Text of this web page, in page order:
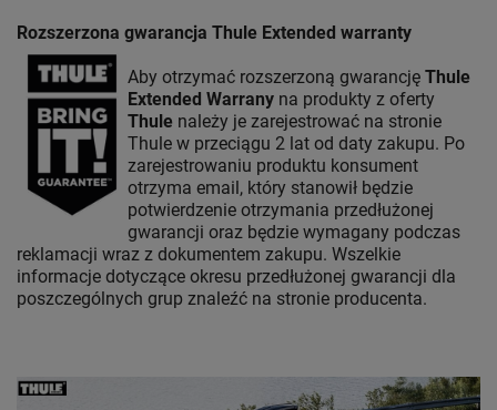
Rozszerzona gwarancja Thule Extended warranty
Aby otrzymać rozszerzoną gwarancję Thule
Extended Warrany na produkty z oferty
Thule należy je zarejestrować na stronie
Thule w przeciągu 2 lat od daty zakupu. Po
zarejestrowaniu produktu konsument
otrzyma email, który stanowił będzie
potwierdzenie otrzymania przedłużonej
gwarancji oraz będzie wymagany podczas
reklamacji wraz z dokumentem zakupu. Wszelkie
informacje dotyczące okresu przedłużonej gwarancji dla
poszczególnych grup znaleźć na stronie producenta.